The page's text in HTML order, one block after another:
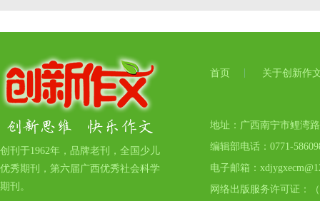
创刊于1962年，品牌老刊，全国少儿
优秀期刊，第六届广西优秀社会科学
期刊。
首页 关于创新作
地址：广西南宁市鲤湾
编辑部电话：0771-
电子邮箱：
网络出版服务许可证：